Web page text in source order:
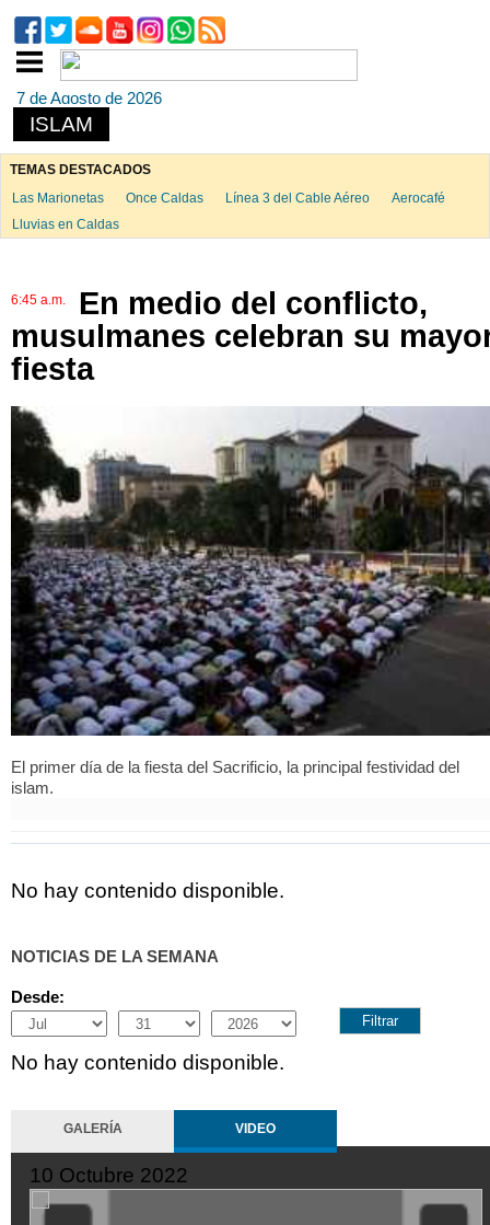
7 de Agosto de 2026
ISLAM
TEMAS DESTACADOS
Las Marionetas
Once Caldas Línea 3 del Cable Aéreo
Aerocafé
Lluvias en Caldas
6:45 a.m.
En medio del conflicto,
musulmanes celebran su
fiesta
El primer día de la fiesta del Sacrificio, la principal festividad del
islam.
No hay contenido disponible.
NOTICIAS DE LA SEMANA
Desde:
Month
Day Year
No hay contenido disponible.
GALERÍA VIDEO
10 Octubre 2022